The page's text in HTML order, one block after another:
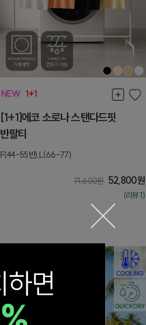
[1+1]에코 소로나 스탠다드핏
반팔티
F(44-55반),L(66-77)
71,600원 52,800원
(리뷰:1)